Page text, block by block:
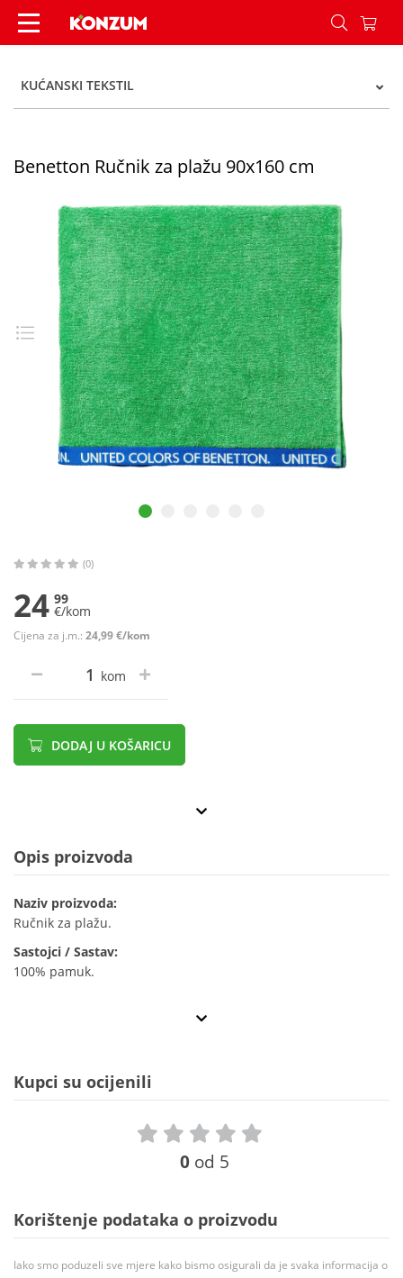
Benetton Ručnik za plažu 90x160 cm - Konzum
KUĆANSKI TEKSTIL
Benetton Ručnik za plažu 90x160 cm
(0)
24 99
€/kom
Cijena za j.m.: 24,99 €/kom
kom
DODAJ U KOŠARICU
Opis proizvoda
Naziv proizvoda:
Ručnik za plažu.
Sastojci / Sastav:
100% pamuk.
Kupci su ocijenili
0 od 5
Korištenje podataka o proizvodu
Iako smo poduzeli sve mjere kako bismo osigurali da je svaka informacija o